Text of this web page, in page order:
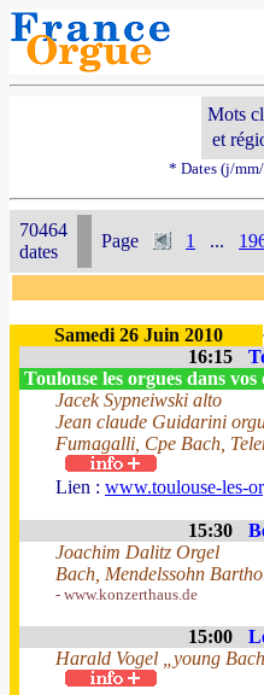
Mots
et
* Dates (j/
70464
dates
Page 1 ...
Samedi 26 Juin 2010
16:15
Toulouse les orgues dans
Jacek Sypneiwski alto
Jean claude Guidarini
Fumagalli, Cpe Bach,
Lien : www.toulouse-les-
15:30
Joachim Dalitz Orgel
Bach, Mendelssohn
- www.konzerthaus.de
15:00
Harald Vogel „young